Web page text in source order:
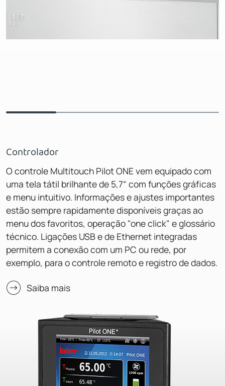
Controlador
O controle Multitouch Pilot ONE vem equipado com
uma tela tátil brilhante de 5,7“ com funções gráficas
e menu intuitivo. Informações e ajustes importantes
estão sempre rapidamente disponíveis graças ao
menu dos favoritos, operação "one click" e glossário
técnico. Ligações USB e de Ethernet integradas
permitem a conexão com um PC ou rede, por
exemplo, para o controle remoto e registro de dados.
Saiba mais